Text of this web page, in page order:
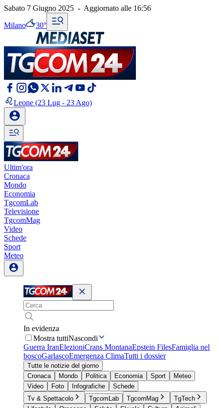
Sabato 7 Giugno 2025 - Aggiornato alle 16:56
Milano 30°
Leone (23 Lug - 23 Ago)
Ultim'ora
Cronaca
Mondo
Economia
TgcomLab
Televisione
TgcomMag
Video
Schede
Sport
Meteo
In evidenza
Mostra tuttiNascondi
Guerra IranElezioniCrans MontanaEpstein FilesFamiglia nel
boscoGarlascoEmergenza ClimaTutti i dossier
Tutte le notizie del giorno
Cronaca
Mondo Politica Economia Sport
Meteo
Video
Foto Infografiche
Schede
Tv & Spettacolo
TgcomLab TgcomMag
TgTech